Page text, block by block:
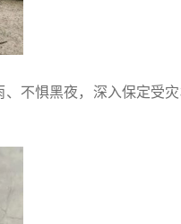
不惧黑夜，深入保定受